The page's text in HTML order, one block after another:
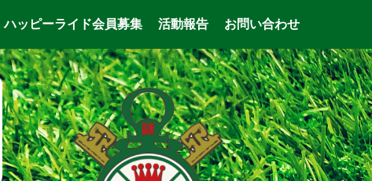
ハッピーライド会員募集 活動報告 お問い合わせ